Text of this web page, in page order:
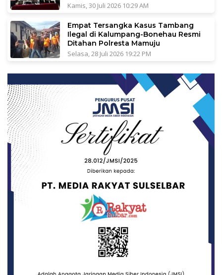
Kamis, 30 Juli 2026 10:29 AM
Empat Tersangka Kasus Tambang
Ilegal di Kalumpang-Bonehau Resmi
Ditahan Polresta Mamuju
Selasa, 28 Juli 2026 19:22 PM